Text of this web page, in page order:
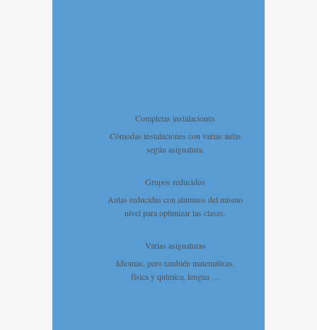
Completas instalaciones
Cómodas instalaciones con varias aulas
según asignatura.
Grupos reducidos
Aulas reducidas con alumnos del mismo
nivel para optimizar las clases.
Varias asignaturas
Idiomas, pero también matemáticas,
física y química, lengua …